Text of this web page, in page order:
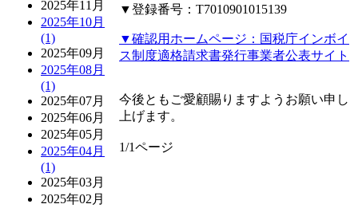
2025年11月
2025年10月
(1)
2025年09月
2025年08月
(1)
2025年07月
2025年06月
2025年05月
2025年04月
(1)
2025年03月
2025年02月
▼登録番号：T7010901015139
▼確認用ホームページ：国税庁インボイ
ス制度適格請求書発行事業者公表サイト
今後ともご愛顧賜りますようお願い申し
上げます。
1/1ページ